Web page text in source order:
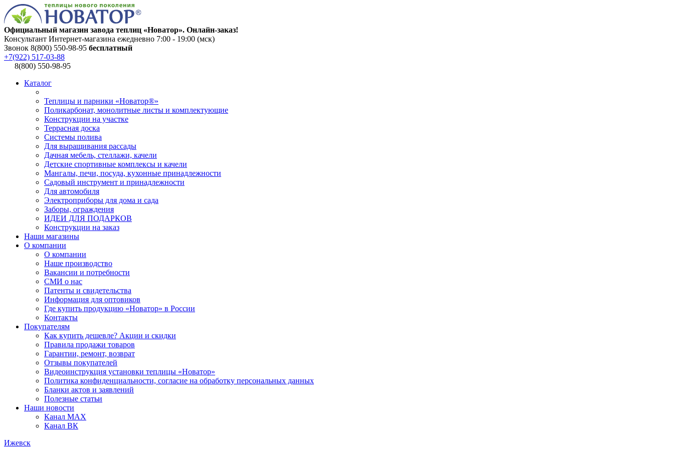
Официальный магазин завода теплиц «Новатор». Онлайн-заказ!
Консультант Интернет-магазина ежедневно 7:00 - 19:00 (мск)
Звонок 8(800) 550-98-95 бесплатный
+7(922) 517-03-88
8(800) 550-98-95
Каталог
Теплицы и парники «Новатор®»
Поликарбонат, монолитные листы и комплектующие
Конструкции на участке
Террасная доска
Системы полива
Для выращивания рассады
Дачная мебель, стеллажи, качели
Детские спортивные комплексы и качели
Мангалы, печи, посуда, кухонные принадлежности
Садовый инструмент и принадлежности
Для автомобиля
Электроприборы для дома и сада
Заборы, ограждения
ИДЕИ ДЛЯ ПОДАРКОВ
Конструкции на заказ
Наши магазины
О компании
О компании
Наше производство
Вакансии и потребности
СМИ о нас
Патенты и свидетельства
Информация для оптовиков
Где купить продукцию «Новатор» в России
Контакты
Покупателям
Как купить дешевле? Акции и скидки
Правила продажи товаров
Гарантии, ремонт, возврат
Отзывы покупателей
Видеоинструкция установки теплицы «Новатор»
Политика конфиденциальности, согласие на обработку персональных данных
Бланки актов и заявлений
Полезные статьи
Наши новости
Канал MAX
Канал ВК
Ижевск